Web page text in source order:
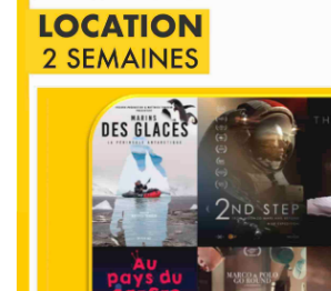
VOIR